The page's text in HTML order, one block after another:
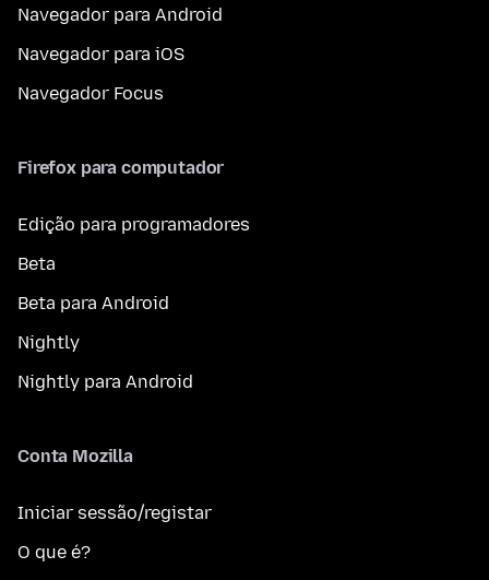
Navegador para Android
Navegador para iOS
Navegador Focus
Firefox para computador
Edição para programadores
Beta
Beta para Android
Nightly
Nightly para Android
Conta Mozilla
Iniciar sessão/registar
O que é?